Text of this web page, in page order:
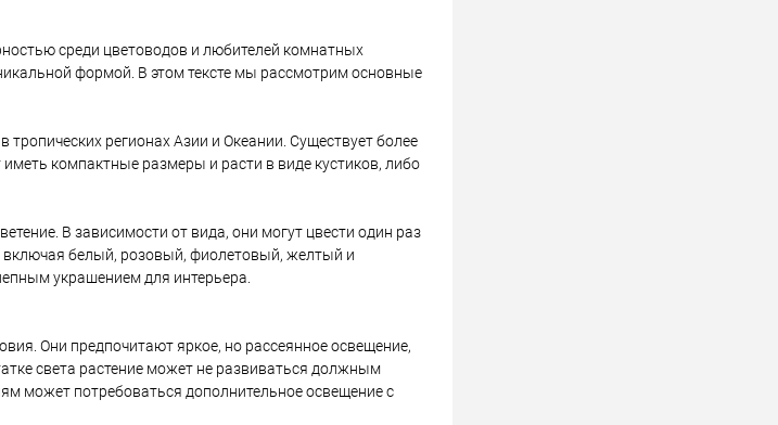
среди цветоводов и любителей комнатных
формой. В этом тексте мы рассмотрим основные
регионах Азии и Океании. Существует более
компактные размеры и расти в виде кустиков, либо
В зависимости от вида, они могут цвести один раз
включая белый, розовый, фиолетовый, желтый и
украшением для интерьера.
Они предпочитают яркое, но рассеянное освещение,
света растение может не развиваться должным
может потребоваться дополнительное освещение с